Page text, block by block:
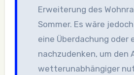
Erweiterung des
Sommer. Es wäre
eine Überdachung oder
nachzudenken, um den
wetterunabhängiger